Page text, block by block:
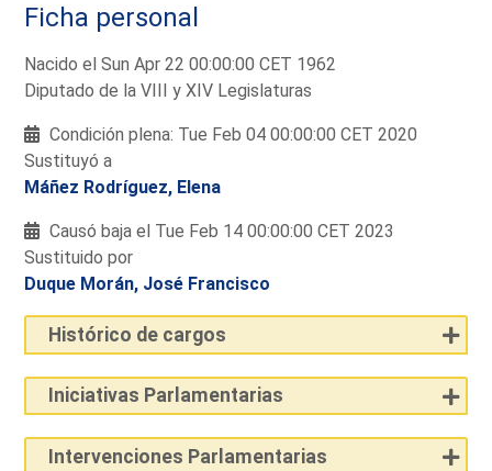
Ficha personal
Nacido el Sun Apr 22 00:00:00 CET 1962
Diputado de la VIII y XIV Legislaturas
Condición plena: Tue Feb 04 00:00:00 CET 2020
Sustituyó a
Máñez Rodríguez, Elena
Causó baja el Tue Feb 14 00:00:00 CET 2023
Sustituido por
Duque Morán, José Francisco
Histórico de cargos
Iniciativas Parlamentarias
Intervenciones Parlamentarias